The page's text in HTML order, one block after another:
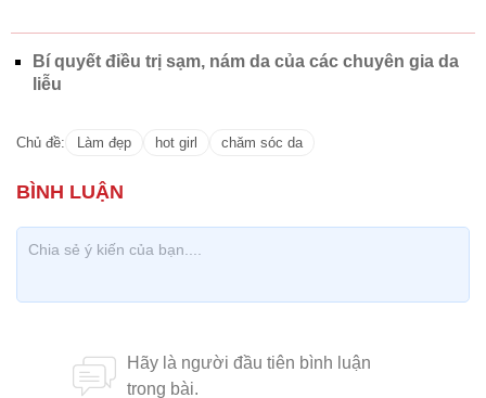
Bí quyết điều trị sạm, nám da của các chuyên gia da
liễu
Chủ đề: Làm đẹp hot girl chăm sóc da